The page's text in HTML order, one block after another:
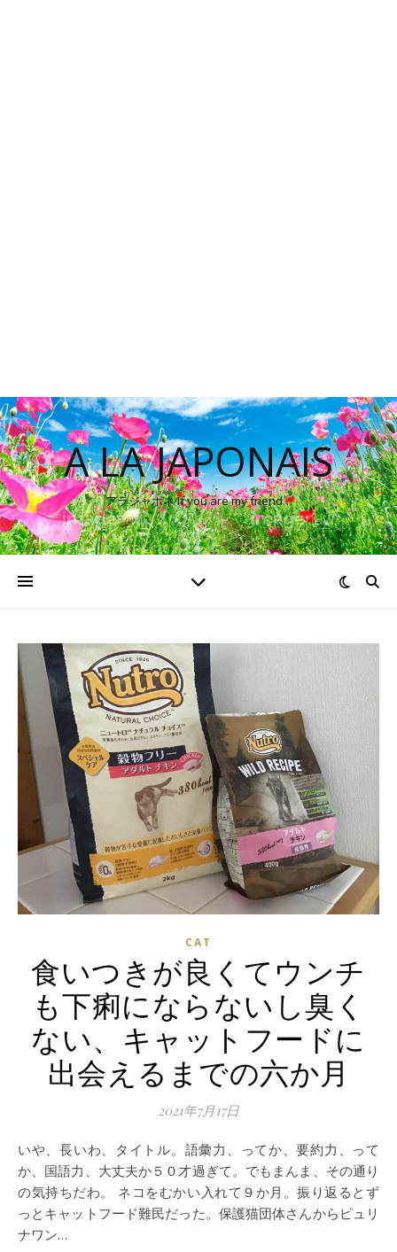
A LA JAPONAIS
アラジャポネ If you are my friend…
CAT
食いつきが良くてウンチ
も下痢にならないし臭く
ない、キャットフードに
出会えるまでの六か月
2021年7月17日
いや、長いわ、タイトル。語彙力、ってか、要約力、って
か、国語力、大丈夫か５０才過ぎて。でもまんま、その通り
の気持ちだわ。 ネコをむかい入れて９か月。振り返るとず
っとキャットフード難民だった。保護猫団体さんからピュリ
ナワン…